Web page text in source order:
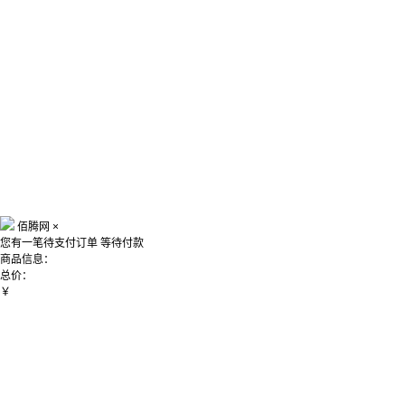
佰腾网 ×
您有一笔待支付订单 等待付款
商品信息：
总价：
￥